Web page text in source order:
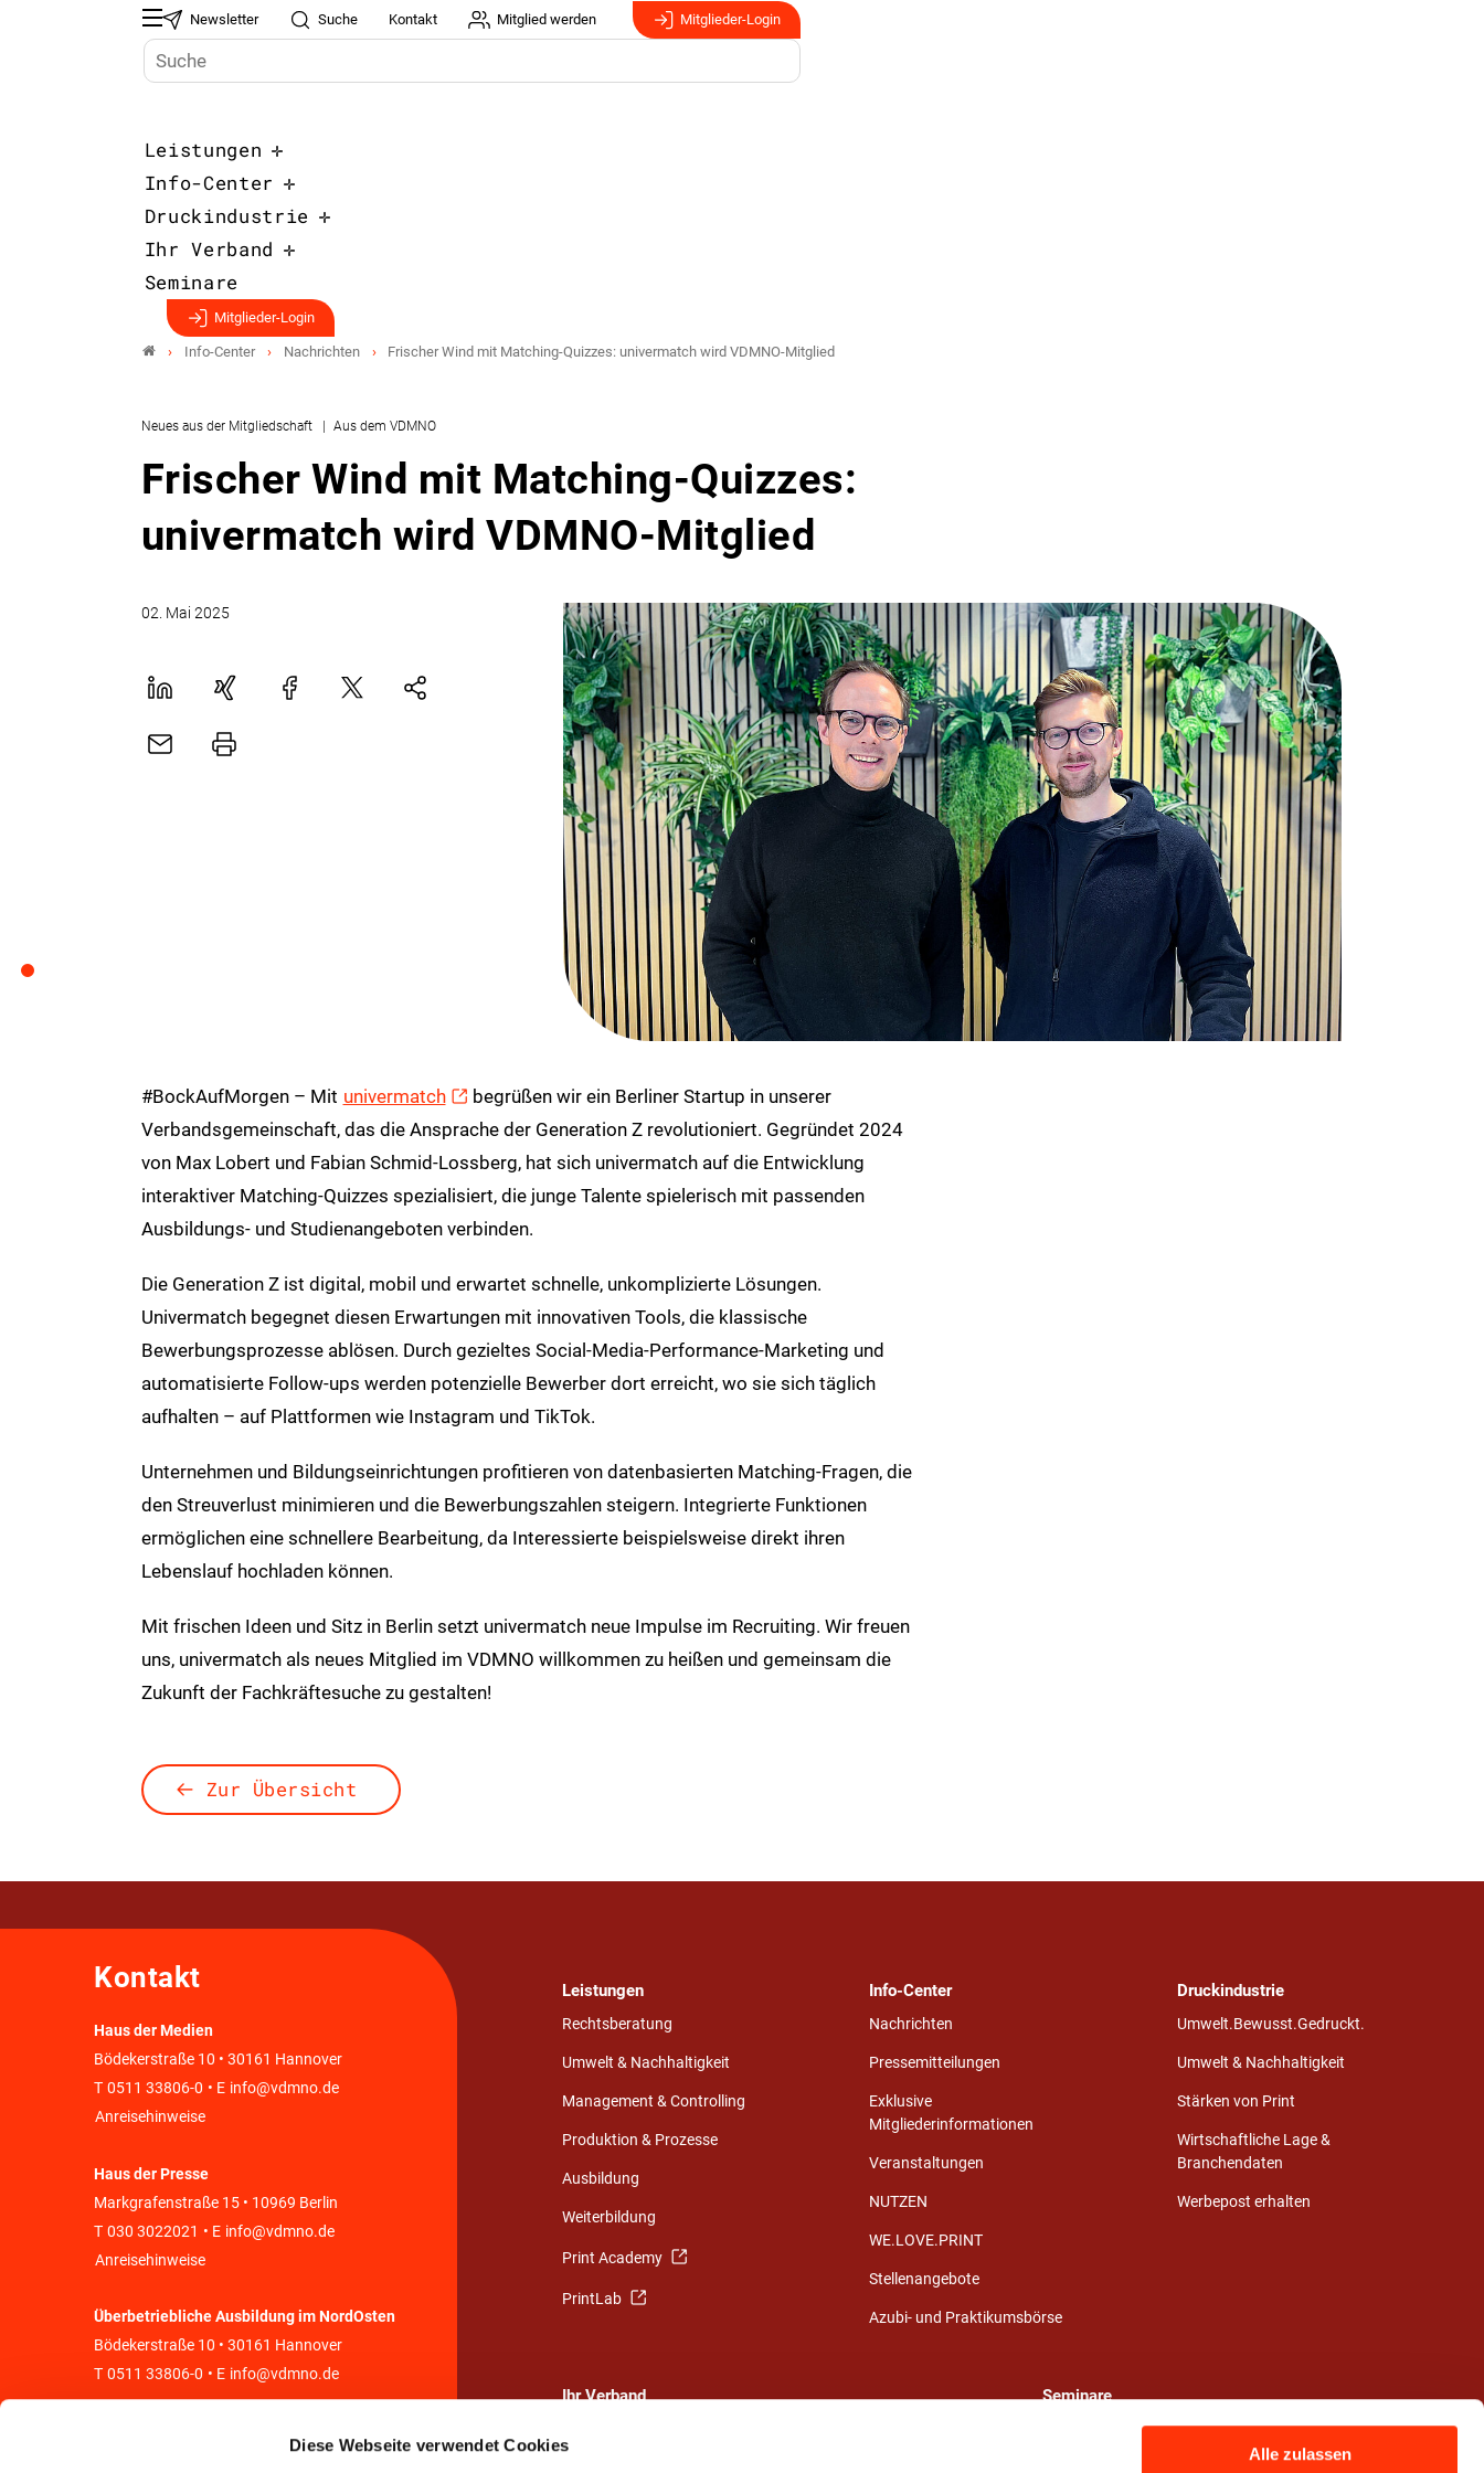
Diese Webseite verwendet Cookies
Alle zulassen
Newsletter Suche Kontakt Mitglied werden Mitglieder-Login
Leistungen
Info-Center
Druckindustrie
Ihr Verband
Seminare
Mitglieder-Login
Info-Center Nachrichten Frischer Wind mit Matching-Quizzes: univermatch wird VDMNO-Mitglied
Neues aus der Mitgliedschaft Aus dem VDMNO
Frischer Wind mit Matching-Quizzes:
univermatch wird VDMNO-Mitglied
02. Mai 2025
LinekdInXing FacebookPlattformNatives
E-
Drucker
#BockAufMorgen – Mit univermatch
begrüßen wir ein Berliner Startup in unserer
Verbandsgemeinschaft, das die Ansprache der Generation Z revolutioniert. Gegründet 2024
von Max Lobert und Fabian Schmid-Lossberg, hat sich univermatch auf die Entwicklung
interaktiver Matching-Quizzes spezialisiert, die junge Talente spielerisch mit passenden
Ausbildungs- und Studienangeboten verbinden.​
Die Generation Z ist digital, mobil und erwartet schnelle, unkomplizierte Lösungen.
Univermatch begegnet diesen Erwartungen mit innovativen Tools, die klassische
Bewerbungsprozesse ablösen. Durch gezieltes Social-Media-Performance-Marketing und
automatisierte Follow-ups werden potenzielle Bewerber dort erreicht, wo sie sich täglich
aufhalten – auf Plattformen wie Instagram und TikTok.​
Unternehmen und Bildungseinrichtungen profitieren von datenbasierten Matching-Fragen, die
den Streuverlust minimieren und die Bewerbungszahlen steigern. Integrierte Funktionen
ermöglichen eine schnellere Bearbeitung, da Interessierte beispielsweise direkt ihren
Lebenslauf hochladen können.​
Mit frischen Ideen und Sitz in Berlin setzt univermatch neue Impulse im Recruiting. Wir freuen
uns, univermatch als neues Mitglied im VDMNO willkommen zu heißen und gemeinsam die
Zukunft der Fachkräftesuche zu gestalten!
Zur Übersicht
Kontakt
Haus der Medien
Bödekerstraße 10 • 30161 Hannover
T 0511 33806-0 • E info@vdmno.de
Anreisehinweise
Haus der Presse
Markgrafenstraße 15 • 10969 Berlin
T 030 3022021 • E info@vdmno.de
Anreisehinweise
Überbetriebliche Ausbildung im NordOsten
Bödekerstraße 10 • 30161 Hannover
T 0511 33806-0 • E info@vdmno.de
Leistungen
Rechtsberatung
Umwelt & Nachhaltigkeit
Management & Controlling
Produktion & Prozesse
Ausbildung
Weiterbildung
Print Academy
PrintLab
Info-Center
Nachrichten
Pressemitteilungen
Exklusive
Mitgliederinformationen
Veranstaltungen
NUTZEN
WE.LOVE.PRINT
Stellenangebote
Azubi- und Praktikumsbörse
Druckindustrie
Umwelt.Bewusst.Gedruckt.
Umwelt & Nachhaltigkeit
Stärken von Print
Wirtschaftliche Lage &
Branchendaten
Werbepost erhalten
Ihr Verband Seminare